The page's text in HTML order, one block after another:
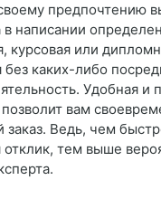
предпочтению
в написании
курсовая или
без каких-либо
Удобная и
вам
Ведь, чем
отклик, тем выше